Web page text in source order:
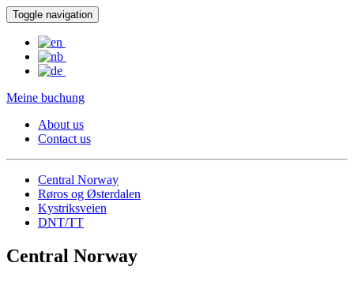
Toggle navigation
Meine buchung
About us
Contact us
Central Norway
Røros og Østerdalen
Kystriksveien
DNT/TT
Central Norway